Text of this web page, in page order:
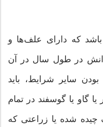
باشد که دارای علف‌ها و
در طول سال در آن
سایر شرایط، باید
یا گاو یا گوسفند در تمام
چیده شده یا زراعتی که